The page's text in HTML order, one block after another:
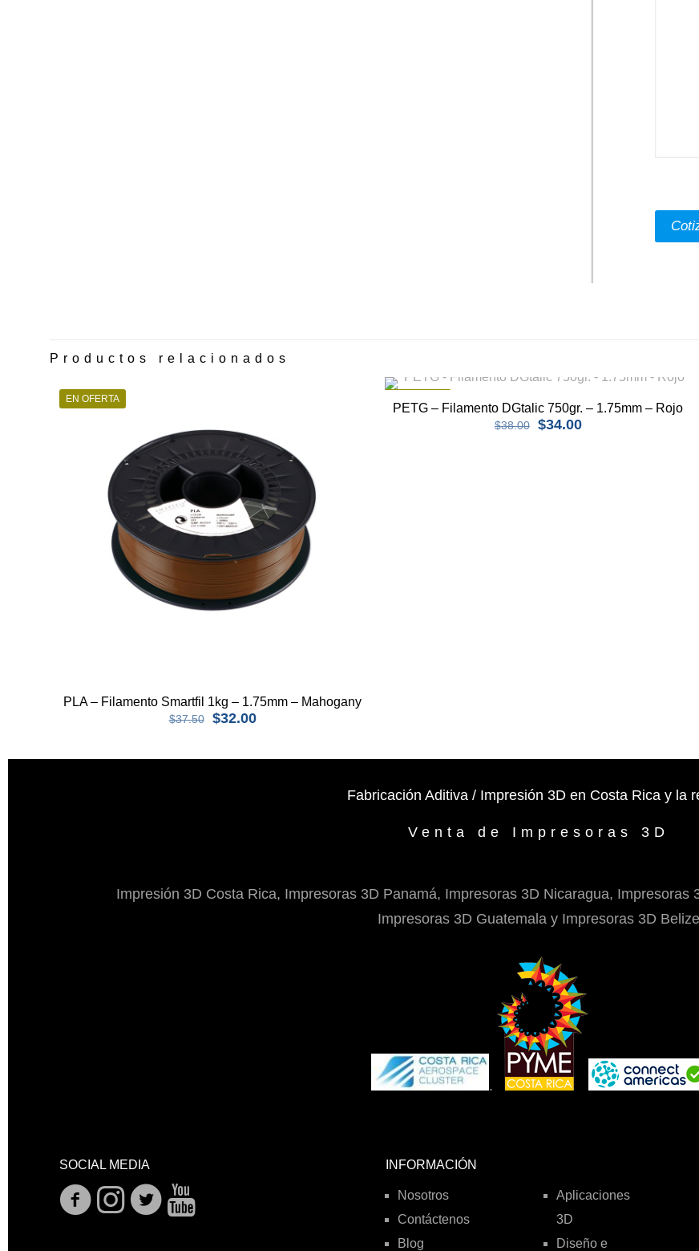
Productos relacionados
EN OFERTA
PLA – Filamento Smartfil 1kg – 1.75mm – Mahogany
$37.50 $32.00
PETG – Filamento DGtalic 750gr. – 1.75mm – Rojo
$38.00 $34.00
Fabricación Aditiva / Impresión 3D en Costa Rica y la
Venta de Impresoras 3D
Impresión 3D Costa Rica, Impresoras 3D Panamá, Impresoras 3D Nicaragua, Impresoras
Impresoras 3D Guatemala y Impresoras 3D Belize
.
SOCIAL MEDIA INFORMACIÓN
Nosotros
Contáctenos
Blog
Aplicaciones
3D
Diseño e